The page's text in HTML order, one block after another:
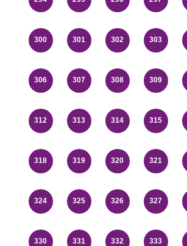
300 301 302 303
306 307 308 309
312 313 314 315
318 319 320 321
324 325 326 327
330 331 332 333